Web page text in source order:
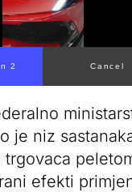
je niz
trgovaca
efekti